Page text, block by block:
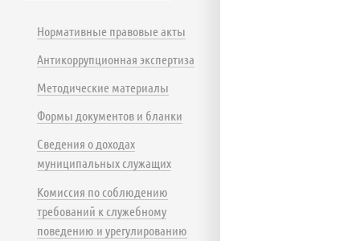
Нормативные правовые акты
Антикоррупционная экспертиза
Методические материалы
Формы документов и бланки
Сведения о доходах
муниципальных служащих
Комиссия по соблюдению
требований к служебному
поведению и урегулированию